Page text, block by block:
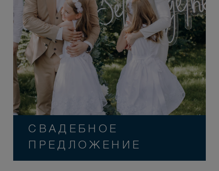
СВАДЕБНОЕ
ПРЕДЛОЖЕНИЕ